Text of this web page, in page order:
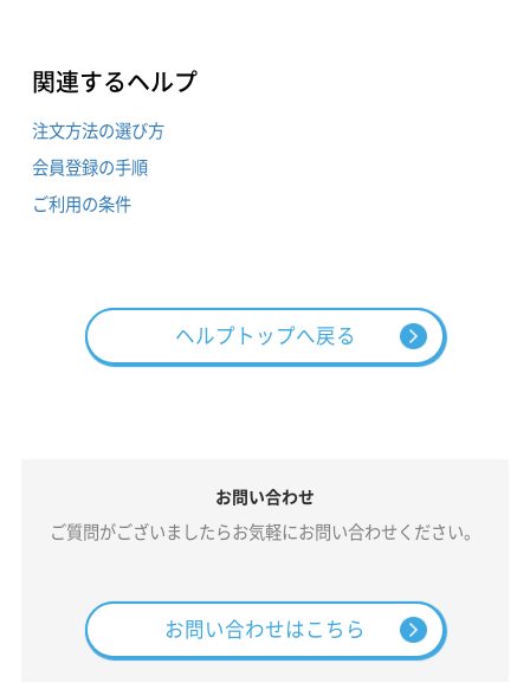
関連するヘルプ
注文方法の選び方
会員登録の手順
ご利用の条件
ヘルプトップへ戻る
お問い合わせ
ご質問がございましたらお気軽にお問い合わせください。
お問い合わせはこちら